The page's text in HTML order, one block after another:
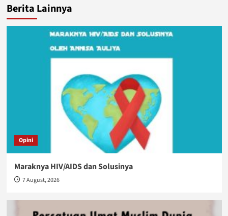
Berita Lainnya
Opini
Maraknya HIV/AIDS dan Solusinya
7 August, 2026